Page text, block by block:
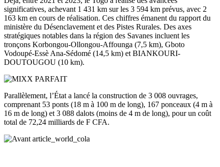
significatives, achevant 1 431 km sur les 3 594 km prévus, avec 2
163 km en cours de réalisation. Ces chiffres émanent du rapport du
ministère du Désenclavement et des Pistes Rurales. Des axes
stratégiques notables dans la région des Savanes incluent les
tronçons Korbongou-Ollongou-Affounga (7,5 km), Gboto
Vodoupé-Essè Ana-Sédomé (14,5 km) et BIANKOURI-
DOUTOUGOU (10 km).
Parallèlement, l’État a lancé la construction de 3 008 ouvrages,
comprenant 53 ponts (18 m à 100 m de long), 167 ponceaux (4 m à
16 m de long) et 3 088 dalots (moins de 4 m de long), pour un coût
total de 72,24 milliards de F CFA.